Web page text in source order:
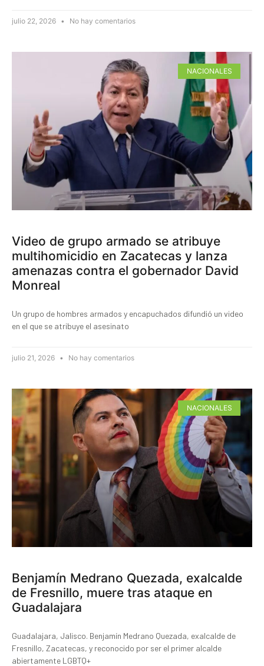
julio 22, 2026 No hay comentarios
NACIONALES
Video de grupo armado se atribuye
multihomicidio en Zacatecas y lanza
amenazas contra el gobernador David
Monreal
Un grupo de hombres armados y encapuchados difundió un video
en el que se atribuye el asesinato
julio 21, 2026 No hay comentarios
NACIONALES
Benjamín Medrano Quezada, exalcalde
de Fresnillo, muere tras ataque en
Guadalajara
Guadalajara, Jalisco. Benjamín Medrano Quezada, exalcalde de
Fresnillo, Zacatecas, y reconocido por ser el primer alcalde
abiertamente LGBTQ+